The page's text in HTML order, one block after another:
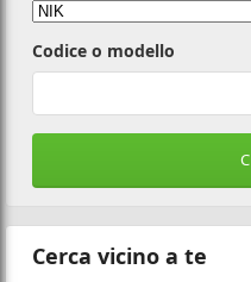
Codice o modello
Cerca vicino a te